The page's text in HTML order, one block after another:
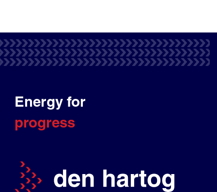
Energy for
progress